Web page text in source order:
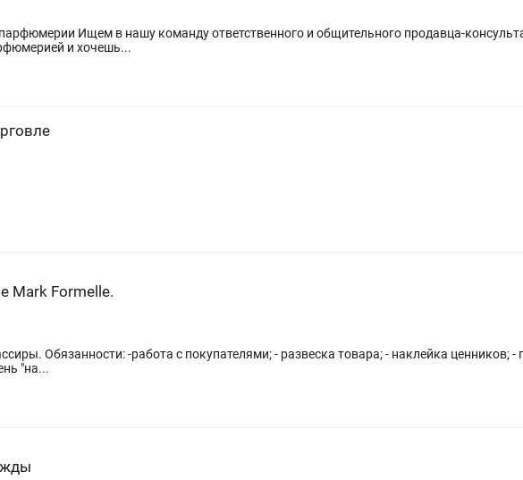
консультанта. Если ты
и хочешь...
Mark Formelle.
Обязанности: -работа с покупателями; - развеска товара; - наклейка ценников; -
"на...